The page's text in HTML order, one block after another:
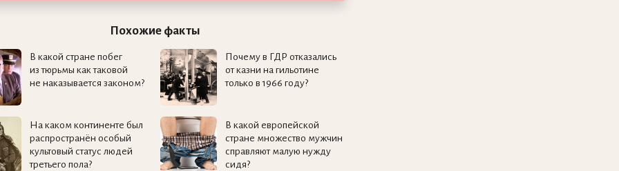
Похожие факты
В какой стране побег
из тюрьмы как таковой
не наказывается законом?
Почему в ГДР отказались
от казни на гильотине
только в 1966 году?
На каком континенте был
распространён особый
культовый статус людей
третьего пола?
В какой европейской
стране множество мужчин
справляют малую нужду
сидя?